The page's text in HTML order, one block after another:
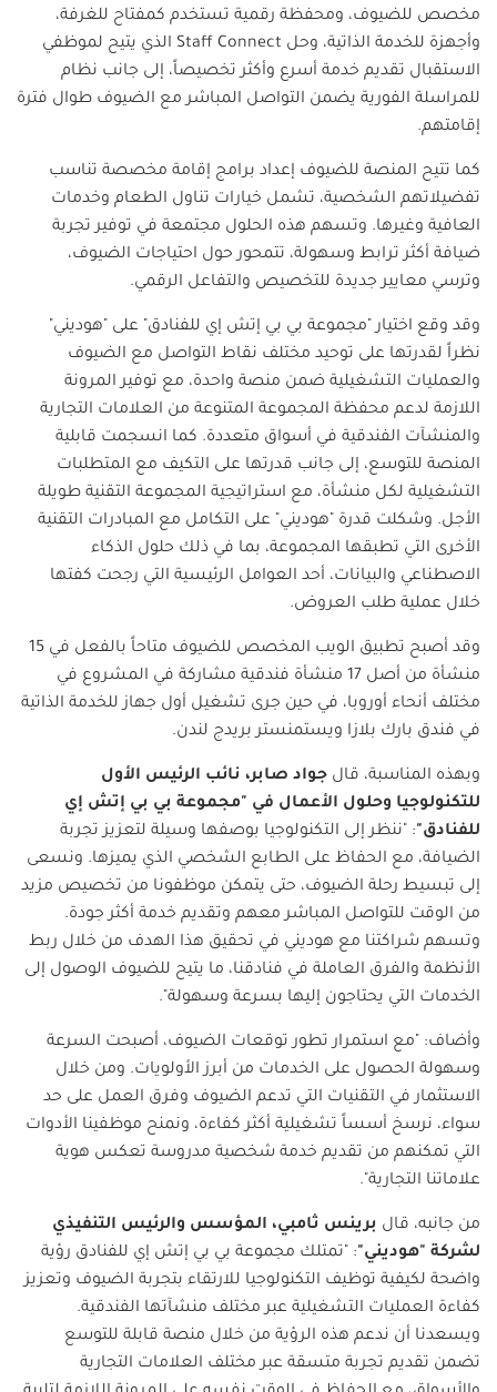
مخصص للضيوف، ومحفظة رقمية تستخدم كمفتاح للغرفة،
وأجهزة للخدمة الذاتية، وحل Staff Connect الذي يتيح لموظفي
الاستقبال تقديم خدمة أسرع وأكثر تخصيصاً، إلى جانب نظام
للمراسلة الفورية يضمن التواصل المباشر مع الضيوف طوال فترة
إقامتهم.
كما تتيح المنصة للضيوف إعداد برامج إقامة مخصصة تناسب
تفضيلاتهم الشخصية، تشمل خيارات تناول الطعام وخدمات
العافية وغيرها. وتسهم هذه الحلول مجتمعة في توفير تجربة
ضيافة أكثر ترابط وسهولة، تتمحور حول احتياجات الضيوف،
وترسي معايير جديدة للتخصيص والتفاعل الرقمي.
وقد وقع اختيار "مجموعة بي بي إتش إي للفنادق" على "هوديني"
نظراً لقدرتها على توحيد مختلف نقاط التواصل مع الضيوف
والعمليات التشغيلية ضمن منصة واحدة، مع توفير المرونة
اللازمة لدعم محفظة المجموعة المتنوعة من العلامات التجارية
والمنشآت الفندقية في أسواق متعددة. كما انسجمت قابلية
المنصة للتوسع، إلى جانب قدرتها على التكيف مع المتطلبات
التشغيلية لكل منشأة، مع استراتيجية المجموعة التقنية طويلة
الأجل. وشكلت قدرة "هوديني" على التكامل مع المبادرات التقنية
الأخرى التي تطبقها المجموعة، بما في ذلك حلول الذكاء
الاصطناعي والبيانات، أحد العوامل الرئيسية التي رجحت كفتها
خلال عملية طلب العروض.
وقد أصبح تطبيق الويب المخصص للضيوف متاحاً بالفعل في 15
منشأة من أصل 17 منشأة فندقية مشاركة في المشروع في
مختلف أنحاء أوروبا، في حين جرى تشغيل أول جهاز للخدمة الذاتية
في فندق بارك بلازا ويستمنستر بريدج لندن.
وبهذه المناسبة، قال جواد صابر، نائب الرئيس الأول
للتكنولوجيا وحلول الأعمال في "مجموعة بي بي إتش إي
للفنادق": "ننظر إلى التكنولوجيا بوصفها وسيلة لتعزيز تجربة
الضيافة، مع الحفاظ على الطابع الشخصي الذي يميزها. ونسعى
إلى تبسيط رحلة الضيوف، حتى يتمكن موظفونا من تخصيص مزيد
من الوقت للتواصل المباشر معهم وتقديم خدمة أكثر جودة.
وتسهم شراكتنا مع هوديني في تحقيق هذا الهدف من خلال ربط
الأنظمة والفرق العاملة في فنادقنا، ما يتيح للضيوف الوصول إلى
الخدمات التي يحتاجون إليها بسرعة وسهولة".
وأضاف: "مع استمرار تطور توقعات الضيوف، أصبحت السرعة
وسهولة الحصول على الخدمات من أبرز الأولويات. ومن خلال
الاستثمار في التقنيات التي تدعم الضيوف وفرق العمل على حد
سواء، نرسخ أسساً تشغيلية أكثر كفاءة، ونمنح موظفينا الأدوات
التي تمكنهم من تقديم خدمة شخصية مدروسة تعكس هوية
علاماتنا التجارية".
من جانبه، قال برينس ثامبي، المؤسس والرئيس التنفيذي
لشركة "هوديني": "تمتلك مجموعة بي بي إتش إي للفنادق رؤية
واضحة لكيفية توظيف التكنولوجيا للارتقاء بتجربة الضيوف وتعزيز
كفاءة العمليات التشغيلية عبر مختلف منشآتها الفندقية.
ويسعدنا أن ندعم هذه الرؤية من خلال منصة قابلة للتوسع
تضمن تقديم تجربة متسقة عبر مختلف العلامات التجارية